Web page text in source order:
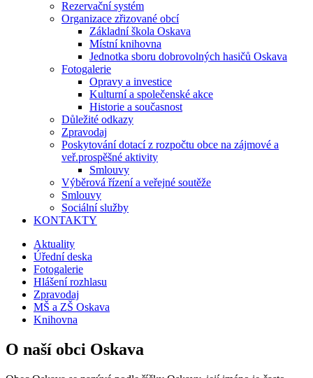
Rezervační systém
Organizace zřizované obcí
Základní škola Oskava
Místní knihovna
Jednotka sboru dobrovolných hasičů Oskava
Fotogalerie
Opravy a investice
Kulturní a společenské akce
Historie a současnost
Důležité odkazy
Zpravodaj
Poskytování dotací z rozpočtu obce na zájmové a
veř.prospěšné aktivity
Smlouvy
Výběrová řízení a veřejné soutěže
Smlouvy
Sociální služby
KONTAKTY
Aktuality
Úřední deska
Fotogalerie
Hlášení rozhlasu
Zpravodaj
MŠ a ZŠ Oskava
Knihovna
O naší obci Oskava